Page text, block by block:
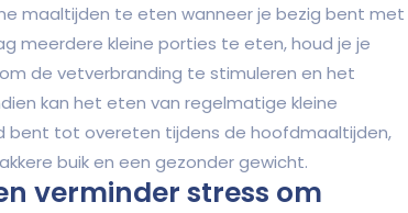
maaltijden te eten wanneer je bezig bent met
meerdere kleine porties te eten, houd je je
de vetverbranding te stimuleren en het
kan het eten van regelmatige kleine
bent tot overeten tijdens de hoofdmaaltijden,
buik en een gezonder gewicht.
verminder stress om